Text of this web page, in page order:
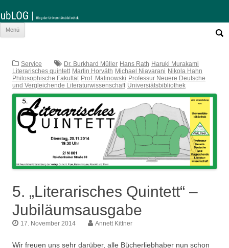
Menü
nach:
Service Dr. Burkhard Müller Hans Rath Haruki Murakami
Literarisches quintett Martin Horváth Michael Niavarani Nikola Hahn
Philosophische Fakultät Prof. Malinowski Professur Neuere Deutsche
und Vergleichende Literaturwissenschaft Universiätsbibliothek
5. „Literarisches Quintett“ –
Jubiläumsausgabe
17. November 2014 Annett Kittner
Wir freuen uns sehr darüber, alle Bücherliebhaber nun schon